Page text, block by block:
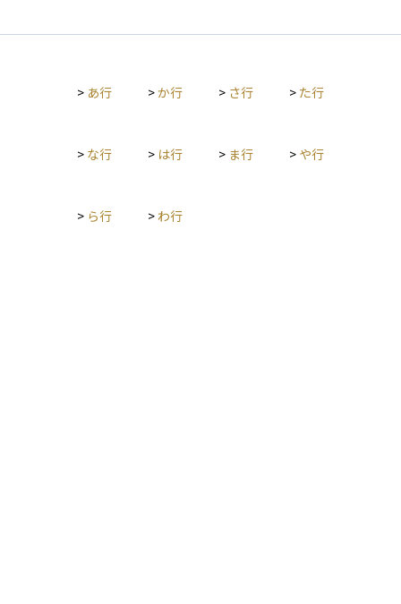
る必要があります。 例外的に、直近1年間に未納がなければ受
給付が行われることを目的としています。保険料を納め忘れて
> あ行 >か行 > さ行 > た行
> な行 > は行 > ま行 > や行
> ら行 > わ行